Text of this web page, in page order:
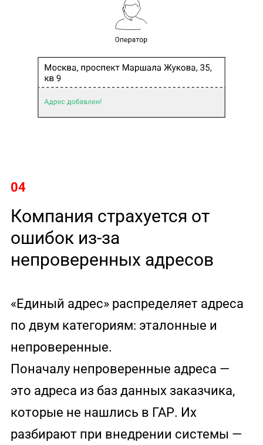
04
Компания страхуется от
ошибок из-за
непроверенных адресов
«Единый адрес» распределяет адреса
по двум категориям: эталонные и
непроверенные.
Поначалу непроверенные адреса —
это адреса из баз данных заказчика,
которые не нашлись в ГАР. Их
разбирают при внедрении системы —